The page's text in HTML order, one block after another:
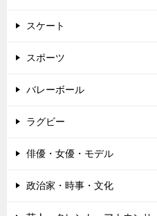
スケート
スポーツ
バレーボール
ラグビー
俳優・女優・モデル
政治家・時事・文化